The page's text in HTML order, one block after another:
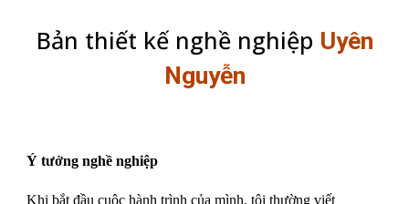
Bản thiết kế nghề nghiệp Uyên
Nguyễn
Ý tưởng nghề nghiệp
Khi bắt đầu cuộc hành trình của mình, tôi thường viết